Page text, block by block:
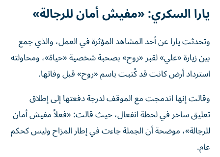
يارا السكري: «مفيش أمان للرجالة»
وتحدثت يارا عن أحد المشاهد المؤثرة في العمل، والذي جمع
بين زيارة «علي» لقبر «روح» بصحبة شخصية «حياة»، ومحاولته
استرداد أرض كانت قد كُتبت باسم «روح» قبل وفاتها.
وقالت إنها اندمجت مع الموقف لدرجة دفعتها إلى إطلاق
تعليق ساخر في لحظة انفعال، حيث قالت: «فعلاً مفيش أمان
للرجالة»، موضحة أن الجملة جاءت في إطار المزاح وليس كحكم
عام.